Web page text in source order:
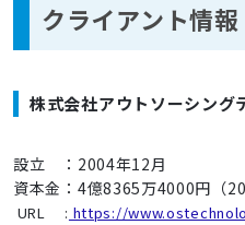
クライアント情報
株式会社アウトソーシング
設立 ：2004年12月
資本金：4億8365万4000円（
URL : https://